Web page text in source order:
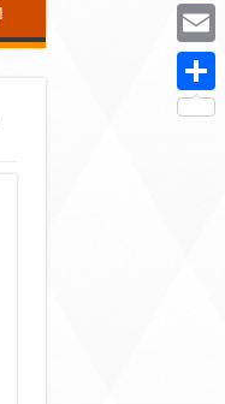
Viber